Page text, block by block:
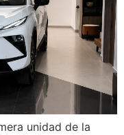
unidad de la